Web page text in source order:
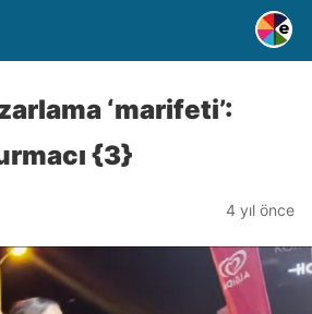
‘marifeti’:
{3}
4 yıl önce